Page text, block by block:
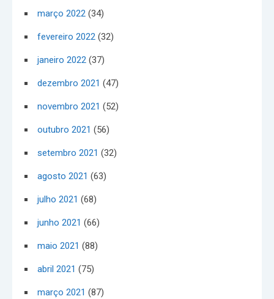
março 2022 (34)
fevereiro 2022 (32)
janeiro 2022 (37)
dezembro 2021 (47)
novembro 2021 (52)
outubro 2021 (56)
setembro 2021 (32)
agosto 2021 (63)
julho 2021 (68)
junho 2021 (66)
maio 2021 (88)
abril 2021 (75)
março 2021 (87)